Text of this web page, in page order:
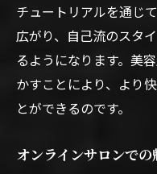
チュートリアルを通じ
広がり、自己流のスタ
るようになります。美
かすことにより、より
とができるのです。
オンラインサロンで